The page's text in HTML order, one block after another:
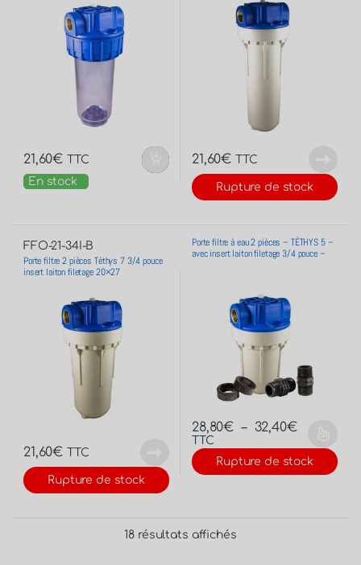
21,60€
TTC
En stock
21,60€ TTC
Rupture de stock
FFO-21-34I-B
Porte filtre 2 pièces Téthys 7 3/4 pouce
insert laiton filetage 20×27
21,60€ TTC
Rupture de stock
Porte filtre à eau 2 pièces – TÉTHYS 5 –
avec insert laiton filetage 3/4 pouce –
28,80€ – 32,40€
TTC
Rupture de stock
18 résultats affichés